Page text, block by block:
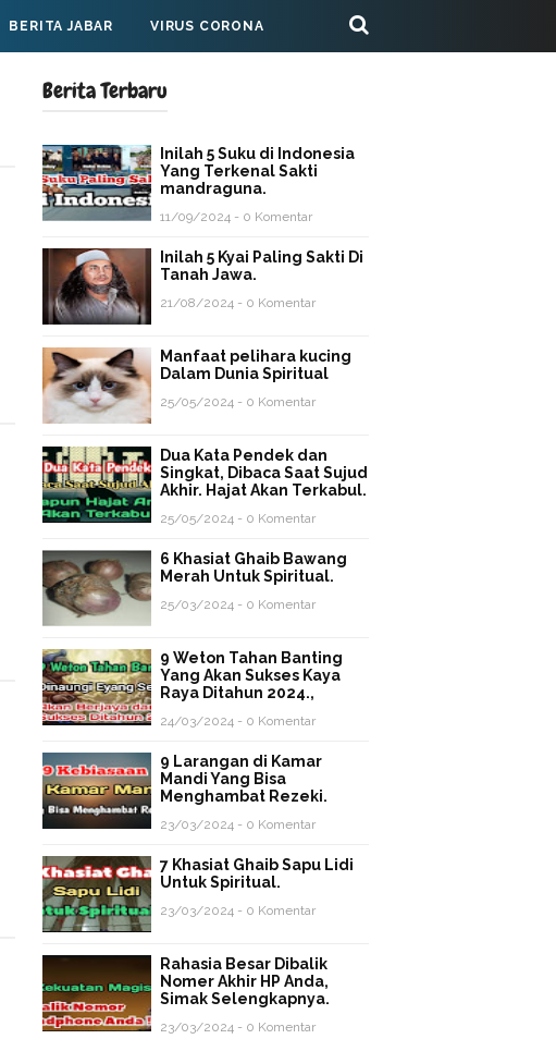
BERITA JABAR VIRUS CORONA
Berita Terbaru
Inilah 5 Suku di Indonesia
Yang Terkenal Sakti
mandraguna.
11/09/2024 - 0 Komentar
Inilah 5 Kyai Paling Sakti Di
Tanah Jawa.
21/08/2024 - 0 Komentar
Manfaat pelihara kucing
Dalam Dunia Spiritual
25/05/2024 - 0 Komentar
Dua Kata Pendek dan
Singkat, Dibaca Saat Sujud
Akhir. Hajat Akan Terkabul.
25/05/2024 - 0 Komentar
6 Khasiat Ghaib Bawang
Merah Untuk Spiritual.
25/03/2024 - 0 Komentar
9 Weton Tahan Banting
Yang Akan Sukses Kaya
Raya Ditahun 2024.,
24/03/2024 - 0 Komentar
9 Larangan di Kamar
Mandi Yang Bisa
Menghambat Rezeki.
23/03/2024 - 0 Komentar
7 Khasiat Ghaib Sapu Lidi
Untuk Spiritual.
23/03/2024 - 0 Komentar
Rahasia Besar Dibalik
Nomer Akhir HP Anda,
Simak Selengkapnya.
23/03/2024 - 0 Komentar